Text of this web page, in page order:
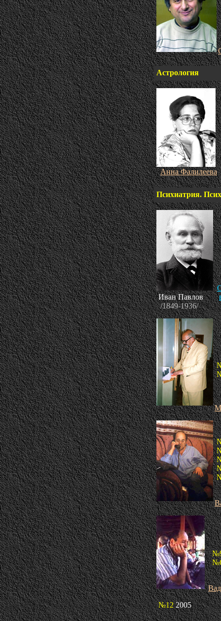
Астрология
Анна Фалилеева
Психиатрия.
Иван Павлов
/1849-1936/
№122005